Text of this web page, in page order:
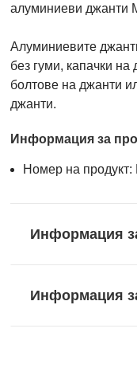
алуминиеви джанти
Алуминиевите
без гуми, капачки на
болтове на джанти
джанти.
Информация за
Номер на продукт:
Информация
Информация